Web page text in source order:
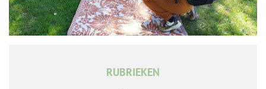
RUBRIEKEN